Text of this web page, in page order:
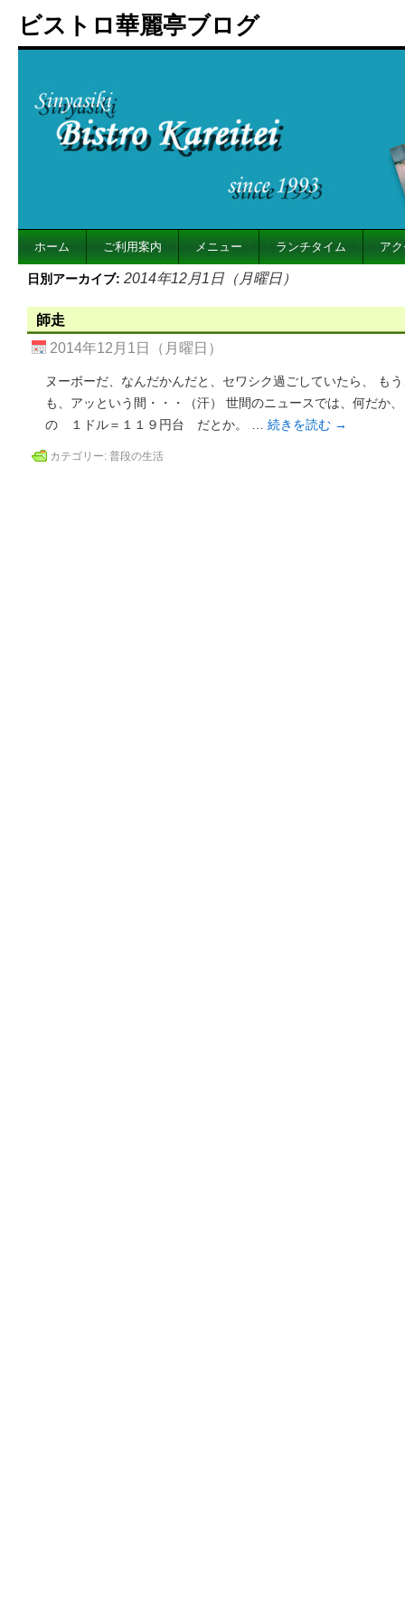
ビストロ華麗亭ブログ
ホーム ご利用案内 メニュー ランチタイム ア
日別アーカイブ: 2014年12月1日（月曜日）
師走
2014年12月1日（月曜日）
ヌーボーだ、なんだかんだと、セワシク過ごしていたら、 も
も、アッという間・・・（汗） 世間のニュースでは、何だか
の １ドル＝１１９円台 だとか。 … 続きを読む →
カテゴリー: 普段の生活